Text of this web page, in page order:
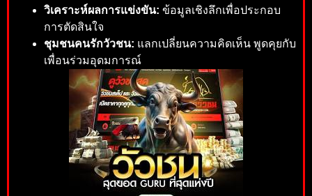
วิเคราะห์ผลการแข่งขัน: ข้อมูลเชิงลึกเพื่อประกอบ
การตัดสินใจ
ชุมชนคนรักวัวชน: แลกเปลี่ยนความคิดเห็น พูดคุยกับ
เพื่อนร่วมอุดมการณ์